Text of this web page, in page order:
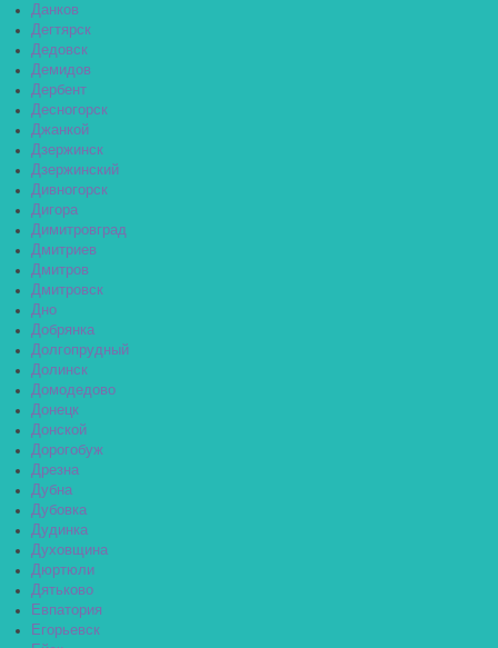
Данков
Дегтярск
Дедовск
Демидов
Дербент
Десногорск
Джанкой
Дзержинск
Дзержинский
Дивногорск
Дигора
Димитровград
Дмитриев
Дмитров
Дмитровск
Дно
Добрянка
Долгопрудный
Долинск
Домодедово
Донецк
Донской
Дорогобуж
Дрезна
Дубна
Дубовка
Дудинка
Духовщина
Дюртюли
Дятьково
Евпатория
Егорьевск